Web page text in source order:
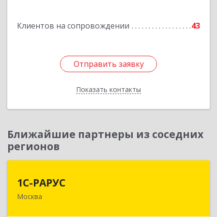
Клиентов на сопровождении 43
Отправить заявку
Показать контакты
Отправить заявку
Назад
Ближайшие партнеры из соседних
регионов
1С-РАРУС
Москва127434, Москва г, Дмитровское ш, дом № 9Б